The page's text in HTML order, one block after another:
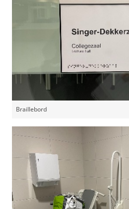
Braillebord